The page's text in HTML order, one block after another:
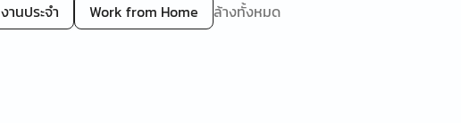
งานประจำ Work from Home ล้างทั้งหมด